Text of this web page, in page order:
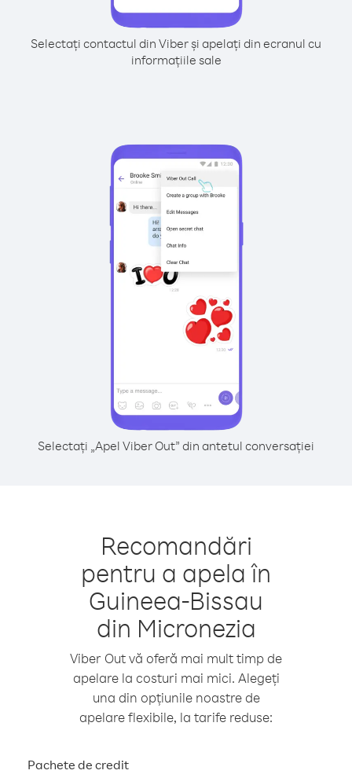
Selectați contactul din Viber și apelați din ecranul cu
informațiile sale
Selectați „Apel Viber Out” din antetul conversației
Recomandări
pentru a apela în
Guineea-Bissau
din Micronezia
Viber Out vă oferă mai mult timp de
apelare la costuri mai mici. Alegeți
una din opțiunile noastre de
apelare flexibile, la tarife reduse:
Pachete de credit